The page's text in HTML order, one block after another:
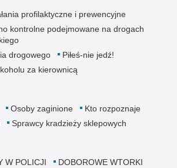
profilaktyczne i prewencyjne
kontrolne podejmowane na drogach
drogowego
Piłeś-nie jedź!
za kierownicą
Osoby zaginione
Kto rozpoznaje
Sprawcy kradzieży sklepowych
W POLICJI
DOBOROWE WTORKI